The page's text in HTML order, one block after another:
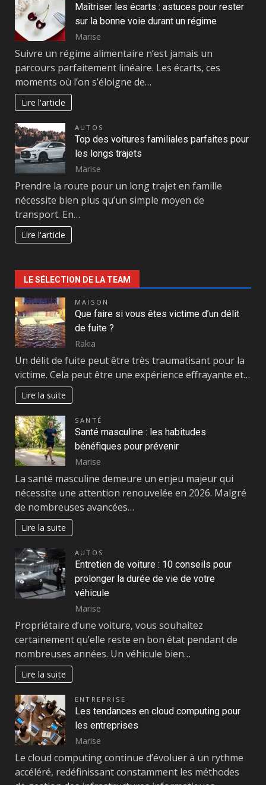
Maîtriser les écarts : astuces pour rester
sur la bonne voie durant un régime
Marise
Suivre un régime alimentaire n’est jamais un
parcours parfaitement linéaire. Les écarts, ces
moments où l’on s’éloigne de…
Lire l'article
AUTOS
Top des voitures familiales parfaites pour
les longs trajets
Marise
Prendre la route pour un long trajet en famille
nécessite bien plus qu’un simple moyen de
transport. En…
Lire l'article
LE SÉLECTION DE LA TEAM
MAISON
Que faire si vous êtes victime d’un délit
de fuite ?
Rakia
Un délit de fuite peut être très traumatisant pour la
victime. Cela peut être une expérience effrayante et…
Lire la suite
SANTÉ
Santé masculine : les habitudes
bénéfiques pour prévenir
Marise
La santé masculine demeure un enjeu majeur qui
nécessite une attention renouvelée en 2026. Malgré
de nombreuses avancées…
Lire la suite
AUTOS
Entretien de voiture : 10 conseils pour
prolonger la durée de vie de votre
véhicule
Marise
Propriétaire d’une voiture, vous souhaitez
certainement qu’elle reste en bon état pendant de
nombreuses années. Un véhicule bien…
Lire la suite
ENTREPRISE
Les tendances en cloud computing pour
les entreprises
Marise
Le cloud computing continue d’évoluer à un rythme
accéléré, redéfinissant constamment les méthodes